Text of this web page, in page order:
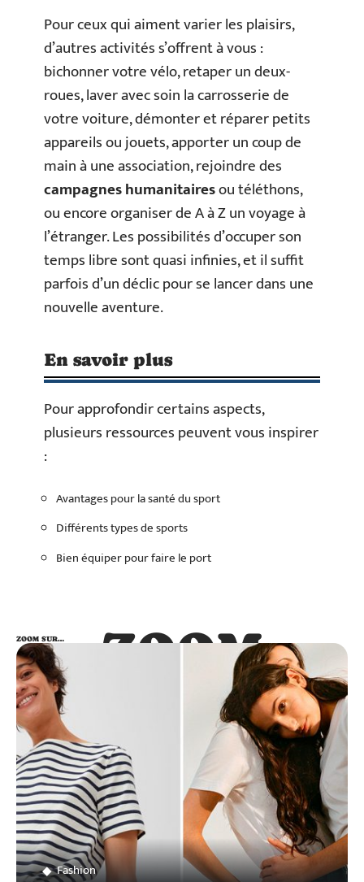
Pour ceux qui aiment varier les plaisirs,
d’autres activités s’offrent à vous :
bichonner votre vélo, retaper un deux-
roues, laver avec soin la carrosserie de
votre voiture, démonter et réparer petits
appareils ou jouets, apporter un coup de
main à une association, rejoindre des
campagnes humanitairesou téléthons,
ou encore organiser de A à Z un voyage à
l’étranger. Les possibilités d’occuper son
temps libre sont quasi infinies, et il suffit
parfois d’un déclic pour se lancer dans une
nouvelle aventure.
En savoir plus
Pour approfondir certains aspects,
plusieurs ressources peuvent vous inspirer
:
Avantages pour la santé du sport
Différents types de sports
Bien équiper pour faire le port
ZOOM
SUR…
ZOOM SUR…
Fashion